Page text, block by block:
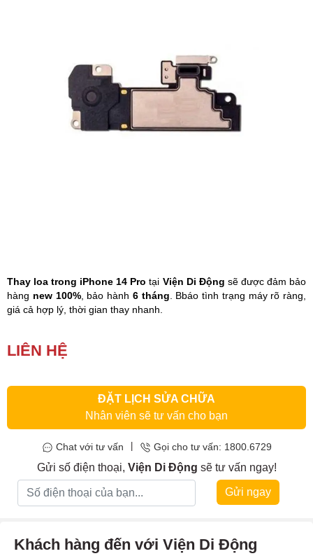
Thay loa trong iPhone 14 Pro tại Viện Di Động sẽ được đảm bảo
hàng new 100%, bảo hành 6 tháng . Bbáo tình trạng máy rõ ràng,
giá cả hợp lý, thời gian thay nhanh.
được loa ngoài hoặc ngược lại, không điều chỉnh được âm lượng,
nghe được âm thanh nhưng không có tiếng khi quay video, ghi âm,
phải
thay loa trong iPhone 14 Pro ngay lập tức.
LIÊN HỆ
ĐẶT LỊCH SỬA CHỮA
Nhân viên sẽ tư vấn cho bạn
Chat với tư vấn Gọi cho tư vấn: 1800.6729
Gửi số điện thoại, Viện Di Động sẽ tư vấn ngay!
Gửi ngay
Khách hàng đến với Viện Di Động